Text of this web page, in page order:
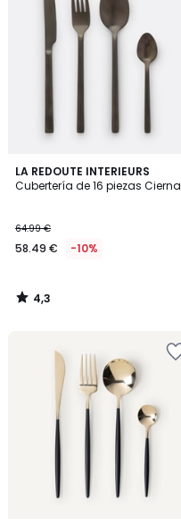
LA REDOUTE INTERIEURS
Cubertería de 16 piezas Cierna
64.99 €
58.49 € -10%
4,3
/ 5
4,3
/